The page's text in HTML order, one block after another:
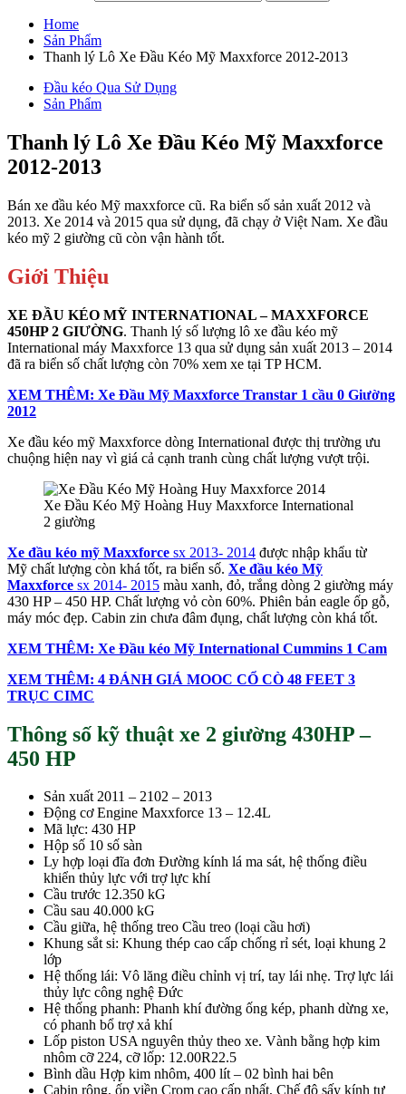
Home
Sản Phẩm
Thanh lý Lô Xe Đầu Kéo Mỹ Maxxforce 2012-2013
Đầu kéo Qua Sử Dụng
Sản Phẩm
Thanh lý Lô Xe Đầu Kéo Mỹ Maxxforce
2012-2013
Bán xe đầu kéo Mỹ maxxforce cũ. Ra biển số sản xuất 2012 và
2013. Xe 2014 và 2015 qua sử dụng, đã chạy ở Việt Nam. Xe đầu
kéo mỹ 2 giường cũ còn vận hành tốt.
Giới Thiệu
XE ĐẦU KÉO MỸ INTERNATIONAL – MAXXFORCE
450HP 2 GIƯỜNG. Thanh lý số lượng lô xe đầu kéo mỹ
International máy Maxxforce 13 qua sử dụng sản xuất 2013 – 2014
đã ra biển số chất lượng còn 70% xem xe tại TP HCM.
XEM THÊM: Xe Đầu Mỹ Maxxforce Transtar 1 cầu 0 Giường
2012
Xe đầu kéo mỹ Maxxforce dòng International được thị trường ưu
chuộng hiện nay vì giá cả cạnh tranh cùng chất lượng vượt trội.
Xe Đầu Kéo Mỹ Hoàng Huy Maxxforce International
2 giường
Xe đầu kéo mỹ Maxxforce sx 2013- 2014 được nhập khẩu từ
Mỹ chất lượng còn khá tốt, ra biển số. Xe đầu kéo Mỹ
Maxxforce sx 2014- 2015 màu xanh, đỏ, trắng dòng 2 giường máy
430 HP – 450 HP. Chất lượng vỏ còn 60%. Phiên bản eagle ốp gỗ,
máy móc đẹp. Cabin zin chưa đâm đụng, chất lượng còn khá tốt.
XEM THÊM: Xe Đầu kéo Mỹ International Cummins 1 Cam
XEM THÊM: 4 ĐÁNH GIÁ MOOC CỔ CÒ 48 FEET 3
TRỤC CIMC
Thông số kỹ thuật xe 2 giường 430HP –
450 HP
Sản xuất 2011 – 2102 – 2013
Động cơ Engine Maxxforce 13 – 12.4L
Mã lực: 430 HP
Hộp số 10 số sàn
Ly hợp loại đĩa đơn Đường kính lá ma sát, hệ thống điều
khiển thủy lực với trợ lực khí
Cầu trước 12.350 kG
Cầu sau 40.000 kG
Cầu giữa, hệ thống treo Cầu treo (loại cầu hơi)
Khung sắt si: Khung thép cao cấp chống rỉ sét, loại khung 2
lớp
Hệ thống lái: Vô lăng điều chỉnh vị trí, tay lái nhẹ. Trợ lực lái
thủy lực công nghệ Đức
Hệ thống phanh: Phanh khí đường ống kép, phanh dừng xe,
có phanh bổ trợ xả khí
Lốp piston USA nguyên thủy theo xe. Vành bằng hợp kim
nhôm cỡ 224, cỡ lốp: 12.00R22.5
Bình dầu Hợp kim nhôm, 400 lít – 02 bình hai bên
Cabin rộng, ốp viền Crom cao cấp nhất, Chế độ sấy kính tự